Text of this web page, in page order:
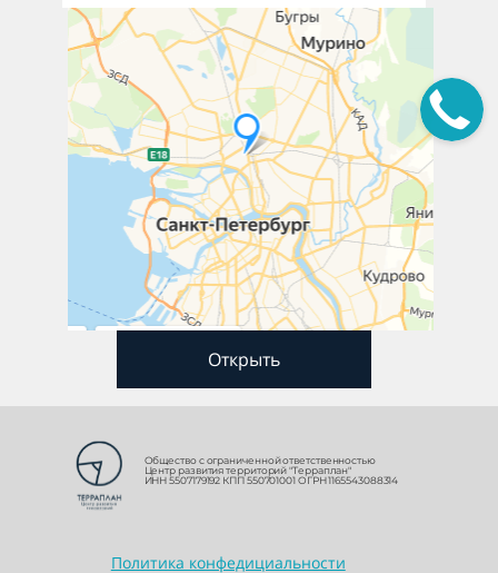
Открыть
Политика конфедициальности
Общество с ограниченной ответственностью
Центр развития территорий "Терраплан"
ИНН 5507179192 КПП 550701001 ОГРН 1165543088314